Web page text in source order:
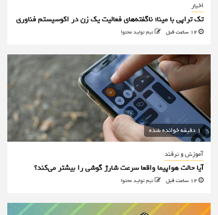
اخبار
تک تراپی با مینا؛ ناگفته‌های فعالیت یک زن در اکوسیستم فناوری
تیم تولید محتوا
1 دقیقه خوانده شده
آموزش و ترفند
آیا حالت هواپیما واقعا سرعت شارژ گوشی را بیشتر می‌کند؟
تیم تولید محتوا